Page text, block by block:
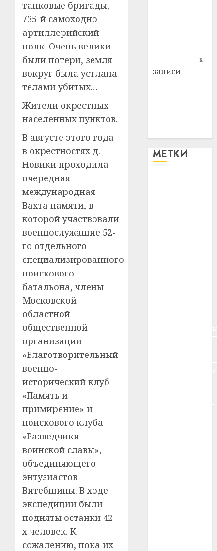
танковые бригады,
735-й самоходно-
артиллерийский
полк. Очень велики
были потери, земля
вокруг была устлана
телами убитых…
Жители окрестных
населенных пунктов.
В августе этого года
в окрестностях д.
Новики проходила
очередная
международная
Вахта памяти, в
которой участвовали
военнослужащие 52-
го отдельного
специализированного
поискового
батальона, члены
Московской
областной
общественной
организации
«Благотворительный
военно-
исторический клуб
«Память и
примирение» и
поискового клуба
«Разведчики
воинской славы»,
объединяющего
энтузиастов
Витебщины. В ходе
экспедиции были
подняты останки 42-
х человек. К
сожалению, пока их
к
записи
МЕТКИ